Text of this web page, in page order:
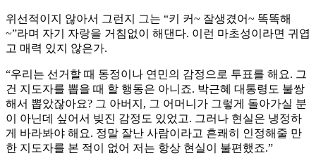
위선적이지 않아서 그런지 그는 “키 커~ 잘생겼어~ 똑똑해
~”라며 자기 자랑을 거침없이 해댄다. 이런 마초성이라면 귀엽
고 매력 있지 않은가.
“우리는 선거할 때 동정이나 연민의 감정으로 투표를 해요. 그
건 지도자를 뽑을 때 할 행동은 아니죠. 박근혜 대통령도 불쌍
해서 뽑았잖아요? 그 아버지, 그 어머니가 그렇게 돌아가실 분
이 아닌데 싶어서 빚진 감정도 있었고. 그러나 현실은 냉정하
게 바라봐야 해요. 정말 잘난 사람이라고 흔쾌히 인정해줄 만
한 지도자를 본 적이 없어 저는 항상 현실이 불편했죠.”